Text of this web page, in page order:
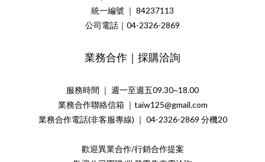
統一編號 ｜ 84237113
公司電話｜04-2326-2869
業務合作｜採購洽詢
服務時間 ｜ 週一至週五09.30~18.00
業務合作聯絡信箱 ｜taiw125@gmail.com
業務合作電話(非客服專線) ｜ 04-2326-2869 分機20
歡迎異業合作/行銷合作提案